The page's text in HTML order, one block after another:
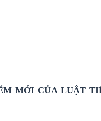
MỚI CỦA LUẬT